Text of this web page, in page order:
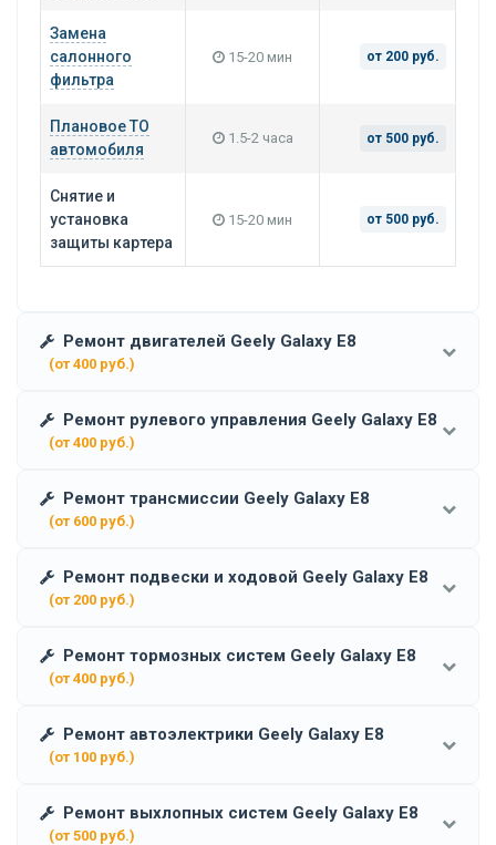
Замена
салонного
фильтра
15-20 мин от 200 руб.
Плановое ТО
автомобиля
1.5-2 часа от 500 руб.
Снятие и
установка
защиты картера
15-20 мин от 500 руб.
Ремонт двигателей Geely Galaxy E8
(от 400 руб.)
Ремонт рулевого управления Geely Galaxy E8
(от 400 руб.)
Ремонт трансмиссии Geely Galaxy E8
(от 600 руб.)
Ремонт подвески и ходовой Geely Galaxy E8
(от 200 руб.)
Ремонт тормозных систем Geely Galaxy E8
(от 400 руб.)
Ремонт автоэлектрики Geely Galaxy E8
(от 100 руб.)
Ремонт выхлопных систем Geely Galaxy E8
(от 500 руб.)